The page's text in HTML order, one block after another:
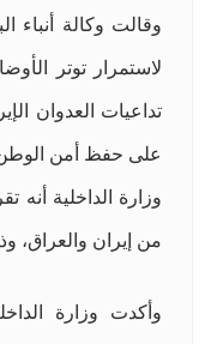
وقالت وكالة أنباء
لاستمرار توتر
تداعيات العدوان
على حفظ أمن الوطن
وزارة الداخلية أنه
من إيران والعراق،
وأكدت وزارة